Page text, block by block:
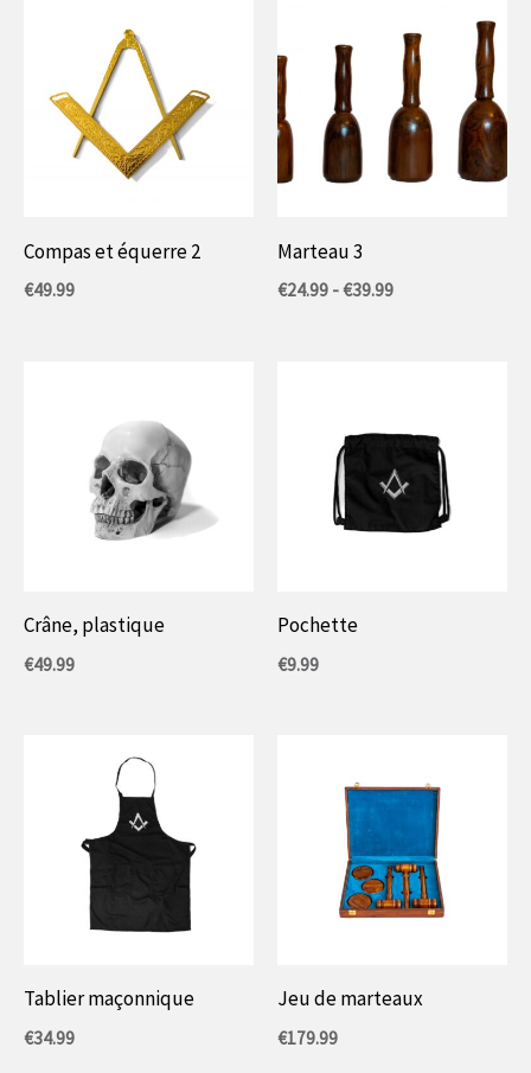
Compas et équerre 2
€49.99
Marteau 3
€24.99 -€39.99Gamme
39,99
€
Crâne, plastique
€49.99
Pochette
€9.99
Tablier maçonnique
€34.99
Jeu de marteaux
€179.99